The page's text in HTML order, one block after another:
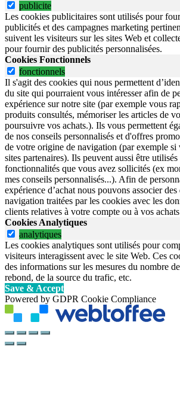
publicite
Les cookies publicitaires sont utilisés pour
publicités et des campagnes marketing
suivent les visiteurs sur les sites Web et
pour fournir des publicités personnalisées.
Cookies Fonctionnels
fonctionnels
Il s'agit des cookies qui nous permettent
du site qui pourraient vous intéresser afin de
expérience sur notre site (par exemple vous
produits consultés, mémoriser les articles de
poursuivre vos achats.). Ils vous permettent
de nos conseils personnalisés et d'offres
de votre origine de navigation (par exemple si
sites partenaires). Ils peuvent aussi être
fonctionnalités que vous avez sollicités (ex
mes conseils personnalisés...). Afin de
expérience d’achat nous pouvons associer des
navigation traitées par les cookies avec les
clients relatives à votre compte ou à vos
Cookies Analytiques
analytiques
Les cookies analytiques sont utilisés pour
visiteurs interagissent avec le site Web. Ces
des informations sur les mesures du nombre
rebond, de la source du trafic, etc.
Save & Accept
Powered by GDPR Cookie Compliance